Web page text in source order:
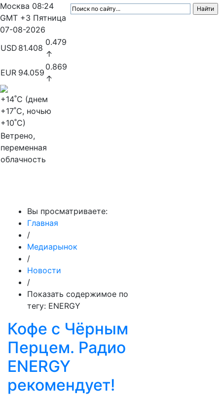
Москва 08:24
GMT +3 Пятница
07-08-2026
USD 81.408
0.479
↑
EUR 94.059
0.869
↑
+14˚C (днем
+17˚C, ночью
+10˚C)
Ветрено,
переменная
облачность
Вы просматриваете:
Главная
/
Медиарынок
/
Новости
/
Показать содержимое по
тегу: ENERGY
Кофе с Чёрным
Перцем. Радио
ENERGY
рекомендует!